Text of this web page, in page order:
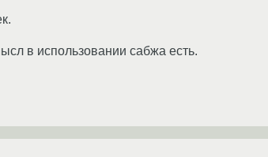
в использовании сабжа есть.